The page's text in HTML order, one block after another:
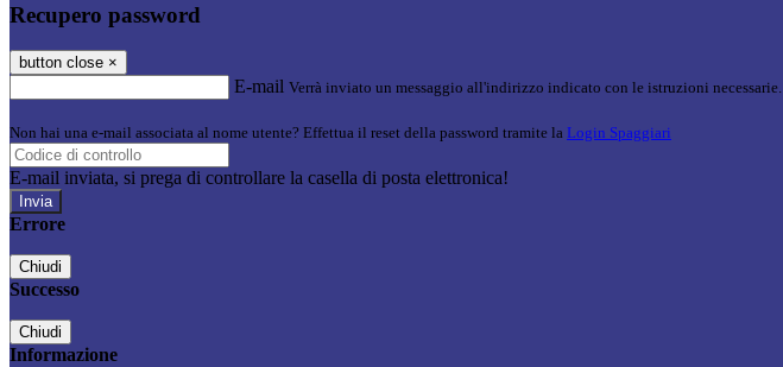
Recupero password
button close ×
E-mail Verrà inviato un messaggio all'indirizzo indicato con le istruzioni necessarie.
Non hai una e-mail associata al nome utente? Effettua il reset della password tramite la Login Spaggiari
E-mail inviata, si prega di controllare la casella di posta elettronica!
Errore
Chiudi
Successo
Chiudi
Informazione